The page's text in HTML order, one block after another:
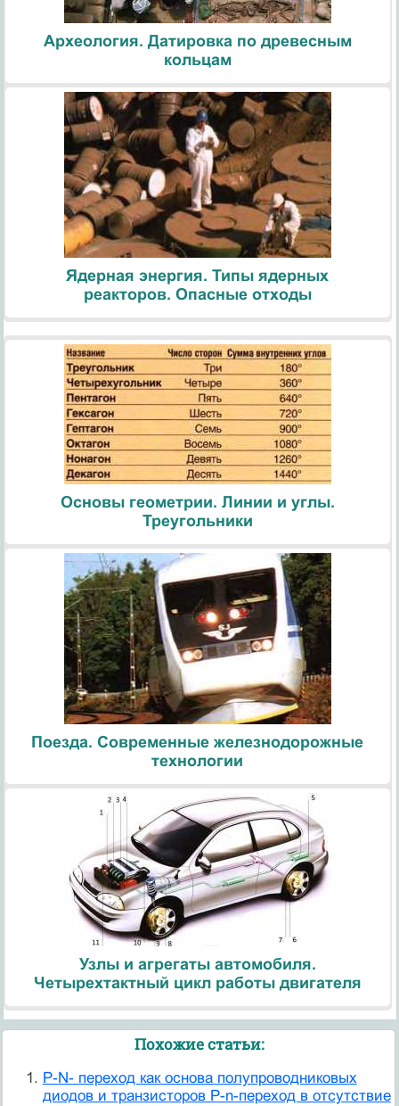
Археология. Датировка по древесным
кольцам
Ядерная энергия. Типы ядерных
реакторов. Опасные отходы
Основы геометрии. Линии и углы.
Треугольники
Поезда. Современные железнодорожные
технологии
Узлы и агрегаты автомобиля.
Четырехтактный цикл работы двигателя
Похожие статьи:
P-N- переход как основа полупроводниковых
диодов и транзисторов P-n-переход в отсутствие